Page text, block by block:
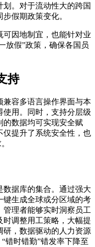
。对于流动性大的跨国
假期政策变化。
可因地制宜，也能针对业
放假”政策，确保各国员
持
兼容多语言操作界面与本
用。同时，支持分层级
的数据均可实现安全赋
仅提升了系统安全性，也
据库的集合。通过强大
键生成全球或分区域的考
管理者能够实时洞察员工
时调整用工策略，大幅提
研，数据驱动的人力资源
错时错勤”错发率下降至